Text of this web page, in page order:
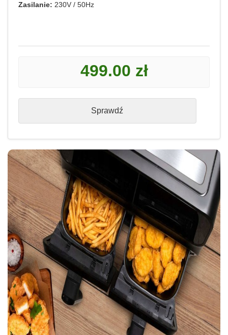
Zasilanie: 230V / 50Hz
499.00 zł
Sprawdź